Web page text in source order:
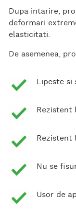
Dupa intarire,
deformari
elasticitati.
De asemenea,
Lipeste si
Rezistent
Rezistent
Nu se
Usor de